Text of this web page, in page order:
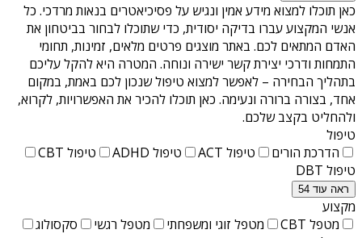
כאן תוכלו למצוא מידע אמין ונגיש על פסיכיאטרים בנאות מרדכי. כל
אנשי המקצוע עברו בדיקה יסודית, כדי שתוכלו לבחור בביטחון את
האדם המתאים לכם. באתר מוצגים פרטים מלאים, זמינות, תחומי
התמחות ודרכי יצירת קשר ישירה ונוחה. המטרה היא להקל עליכם
בתהליך הבחירה – לאפשר למצוא טיפול שנכון לכם באמת, במקום
אחד, בצורה ברורה ונעימה. כאן תוכלו להכיר את האפשרויות, לקרוא,
ולהחליט בקצב שלכם.
טיפול
הדרכת הורים
טיפול ACT טיפול ADHD
טיפול CBT
טיפול DBT
ראה עוד 54
מקצוע
מטפל CBT
מטפל זוגי ומשפחתי מטפל רגשי
סקסולוג